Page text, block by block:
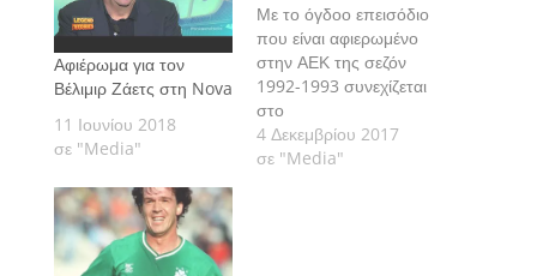
Αφιέρωμα για τον
Βέλιμιρ Ζάετς στη Nova
11 Ιουνίου 2018
σε "Media"
Με το όγδοο επεισόδιο
που είναι αφιερωμένο
στην ΑΕΚ της σεζόν
1992-1993 συνεχίζεται
στο
NovasportsstoriesHD
η μεγάλη
4 Δεκεμβρίου 2017
σε "Media"